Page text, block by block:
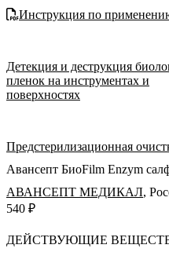
Инструкция по
Детекция и деструкция
пленок на инструментах и
поверхностях
Предстерилизационная
Авансепт БиоFilm Enzym
АВАНСЕПТ МЕДИКАЛ,
ДЕЙСТВУЮЩИЕ
540 ₽